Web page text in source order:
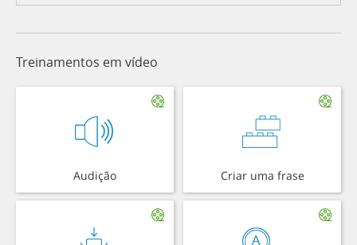
Treinamentos em vídeo
Audição Criar uma frase